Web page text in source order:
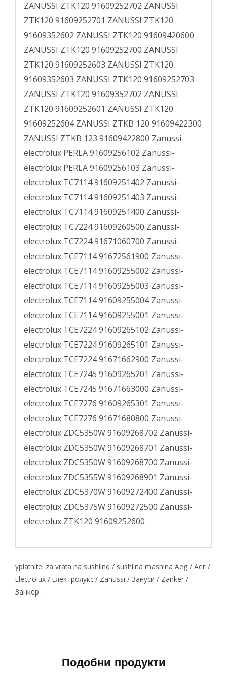
ZANUSSI ZTK120 91609252702 ZANUSSI
ZTK120 91609252701 ZANUSSI ZTK120
91609352602 ZANUSSI ZTK120 91609420600
ZANUSSI ZTK120 91609252700 ZANUSSI
ZTK120 91609252603 ZANUSSI ZTK120
91609352603 ZANUSSI ZTK120 91609252703
ZANUSSI ZTK120 91609352702 ZANUSSI
ZTK120 91609252601 ZANUSSI ZTK120
91609252604 ZANUSSI ZTKB 120 91609422300
ZANUSSI ZTKB 123 91609422800 Zanussi-
electrolux PERLA 91609256102 Zanussi-
electrolux PERLA 91609256103 Zanussi-
electrolux TC7114 91609251402 Zanussi-
electrolux TC7114 91609251403 Zanussi-
electrolux TC7114 91609251400 Zanussi-
electrolux TC7224 91609260500 Zanussi-
electrolux TC7224 91671060700 Zanussi-
electrolux TCE7114 91672561900 Zanussi-
electrolux TCE7114 91609255002 Zanussi-
electrolux TCE7114 91609255003 Zanussi-
electrolux TCE7114 91609255004 Zanussi-
electrolux TCE7114 91609255001 Zanussi-
electrolux TCE7224 91609265102 Zanussi-
electrolux TCE7224 91609265101 Zanussi-
electrolux TCE7224 91671662900 Zanussi-
electrolux TCE7245 91609265201 Zanussi-
electrolux TCE7245 91671663000 Zanussi-
electrolux TCE7276 91609265301 Zanussi-
electrolux TCE7276 91671680800 Zanussi-
electrolux ZDC5350W 91609268702 Zanussi-
electrolux ZDC5350W 91609268701 Zanussi-
electrolux ZDC5350W 91609268700 Zanussi-
electrolux ZDC5355W 91609268901 Zanussi-
electrolux ZDC5370W 91609272400 Zanussi-
electrolux ZDC5375W 91609272500 Zanussi-
electrolux ZTK120 91609252600
yplatnitel za vrata na sushilnq / sushilna mashina Aeg / Аег /
Electrolux / Електролукс / Zanussi / Зануси / Zanker /
Занкер .
Подобни продукти